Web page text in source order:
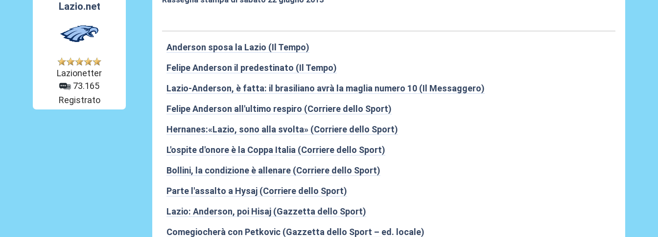
Lazio.net
Lazionetter
73.165
Registrato
Anderson sposa la Lazio (Il Tempo)
Felipe Anderson il predestinato (Il Tempo)
Lazio-Anderson, è fatta: il brasiliano avrà la maglia numero 10 (Il Messaggero)
Felipe Anderson all'ultimo respiro (Corriere dello Sport)
Hernanes:«Lazio, sono alla svolta» (Corriere dello Sport)
L'ospite d'onore è la Coppa Italia (Corriere dello Sport)
Bollini, la condizione è allenare (Corriere dello Sport)
Parte l'assalto a Hysaj (Corriere dello Sport)
Lazio: Anderson, poi Hisaj (Gazzetta dello Sport)
Comegiocherà con Petkovic (Gazzetta dello Sport – ed. locale)